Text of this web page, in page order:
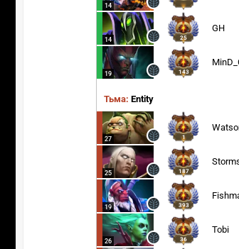
14
14 25
GH
19 143
Тьма: Entity
27 1
25 187
19 393
26 36
Tobi